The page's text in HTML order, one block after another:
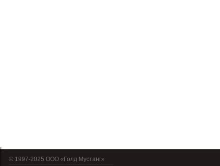
© 1997-2025 OOO «Голд Мустанг»